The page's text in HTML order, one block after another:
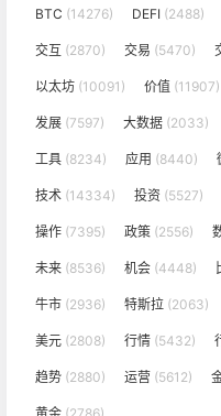
BTC (14276) DEFI (2488)
交互 (2870) 交易 (5470)
以太坊 (10091) 价值 (11907)
发展 (7597) 大数据 (2033)
工具 (8234) 应用 (8440)
技术 (14334) 投资 (5527)
操作 (7395) 政策 (2556)
未来 (8536) 机会 (4448)
牛市 (2936) 特斯拉 (2063)
美元 (2808) 行情 (5432)
趋势 (2880) 运营 (5612)